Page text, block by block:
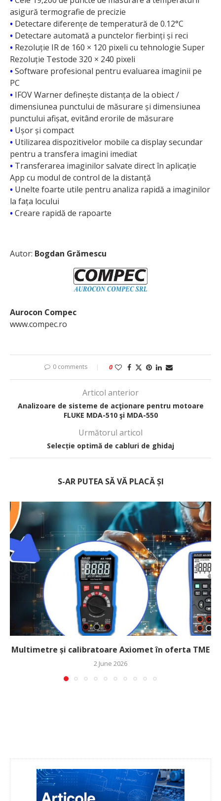
asigură termografie de precizie
• Detectare diferențe de temperatură de 0.12°C
• Detectare automată a punctelor fierbinți și reci
• Rezoluție IR de 160 × 120 pixeli cu tehnologie Super
Rezoluție Testode 320 × 240 pixeli
• Software profesional pentru evaluarea imaginii pe
PC
• IFOV Warner definește distanța de la obiect /
dimensiunea punctului de măsurare și dimensiunea
punctului afișat, evitând erorile de măsurare
• Ușor și compact
• Utilizarea dispozitivelor mobile ca display secundar
pentru a transfera imagini imediat
• Transferarea imaginilor salvate direct în aplicație
App cu modul de control de la distanță
• Unelte foarte utile pentru analiza rapidă a imaginilor
la fața locului
• Creare rapidă de rapoarte
Autor: Bogdan Grămescu
Aurocon Compec
www.compec.ro
0 comments 0
Articol anterior
Analizoare de sisteme de acţionare pentru motoare
FLUKE MDA-510 şi MDA-550
Următorul articol
Selecție optimă de cabluri de ghidaj
S-AR PUTEA SĂ VĂ PLACĂ ȘI
Multimetre și calibratoare Axiomet în oferta TME
2 June 2026